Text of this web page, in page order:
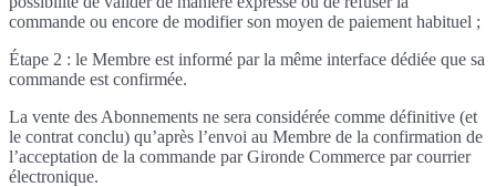
commande ou encore de modifier son moyen de paiement habituel ;
Étape 2 : le Membre est informé par la même interface dédiée que sa
commande est confirmée.
La vente des Abonnements ne sera considérée comme définitive (et
le contrat conclu) qu’après l’envoi au Membre de la confirmation de
l’acceptation de la commande par Gironde Commerce par courrier
électronique.